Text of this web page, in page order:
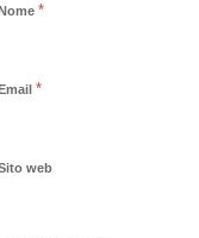
Nome *
Email *
web